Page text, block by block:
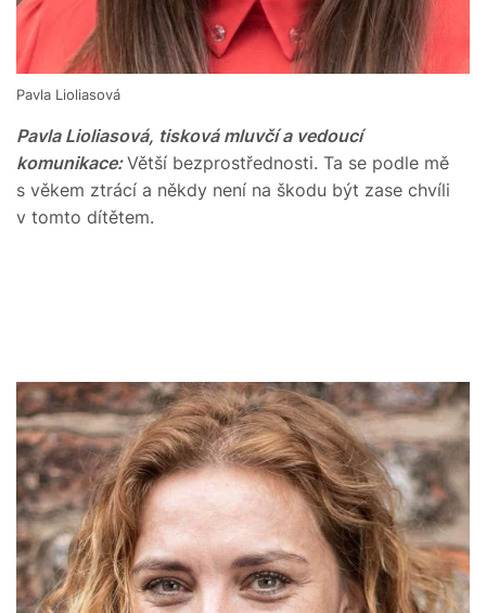
Pavla Lioliasová
Pavla Lioliasová, tisková mluvčí a vedoucí
komunikace:Větší bezprostřednosti. Ta se podle mě
s věkem ztrácí a někdy není na škodu být zase chvíli
v tomto dítětem.